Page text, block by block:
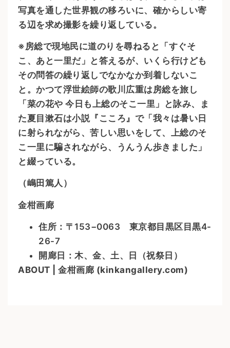
写真を通した世界観の移ろいに、確からしい寄
る辺を求め撮影を繰り返している。
※房総で現地民に道のりを尋ねると「すぐそ
こ、あと一里だ」と答えるが、いくら行けども
その問答の繰り返しでなかなか到着しないこ
と。かつて浮世絵師の歌川広重は房総を旅し
「菜の花や 今日も上総のそこ一里」と詠み、ま
た夏目漱石は小説『こころ』で「我々は暑い日
に射られながら、苦しい思いをして、上総のそ
こ一里に騙されながら、うんうん歩きました」
と綴っている。
（嶋田篤人）
金柑画廊
住所：〒153−0063 東京都目黒区目黒4-
26-7
開廊日：木、金、土、日（祝祭日）
ABOUT | 金柑画廊 (kinkangallery.com)